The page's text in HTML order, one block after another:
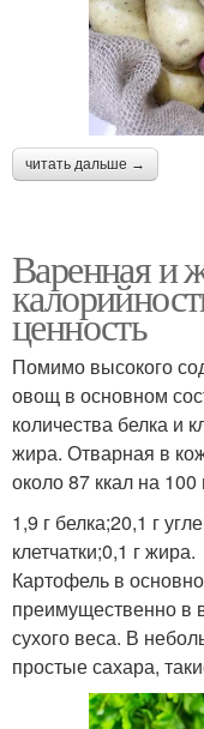
читать дальше →
Варенная и
ценность
Помимо высокого
овощ в основном
количества белка и
жира. Отварная в
около 87 ккал на
1,9 г белка;20,1 г
клетчатки;0,1 г жира.
Картофель в
преимущественно в
сухого веса. В
простые сахара,